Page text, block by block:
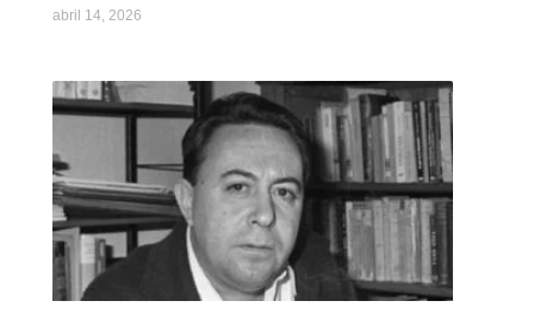
abril 14, 2026